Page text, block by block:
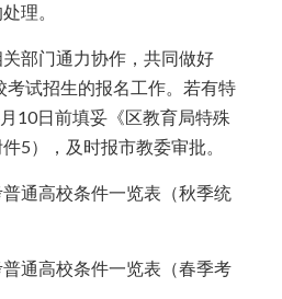
理。
门通力协作，共同做好
考试招生的报名工作。若有特
10日前填妥《区教育局特殊
5），及时报市教委审批。
通高校条件一览表（秋季统
通高校条件一览表（春季考